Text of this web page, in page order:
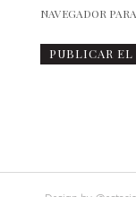
NAVEGADOR